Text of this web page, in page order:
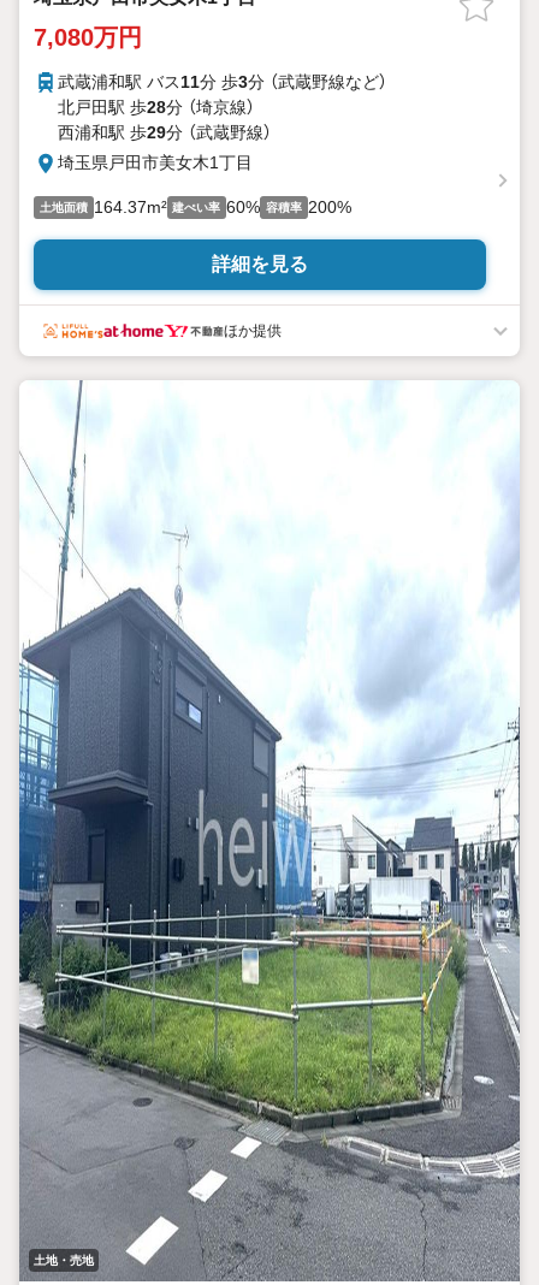
7,080万円
武蔵浦和駅 バス11分 歩3分 （武蔵野線など）
北戸田駅 歩28分 （埼京線）
西浦和駅 歩29分 （武蔵野線）
埼玉県戸田市美女木1丁目
土地面積 164.37m² 建ぺい率 60% 容積率 200%
詳細を見る
ほか提供
土地・売地